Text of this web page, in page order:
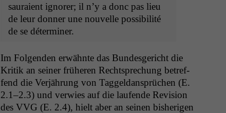
sauraient ignor­er; il n’y a donc pas lieu
de leur don­ner une nou­velle pos­si­bil­ité
de se déterminer.
Im Fol­gen­den erwäh­nte das Bun­des­gericht die
Kri­tik an sein­er früheren Recht­sprechung betr­e­f­
fend die Ver­jährung von Taggel­dansprüchen (E.
2.1–2.3) und ver­wies auf die laufende Revi­sion
des VVG (E. 2.4), hielt aber an seinen bish­eri­gen